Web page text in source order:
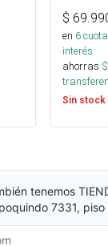
$
en 6
interés
ahorras $
Sin stock
tenemos
7331,